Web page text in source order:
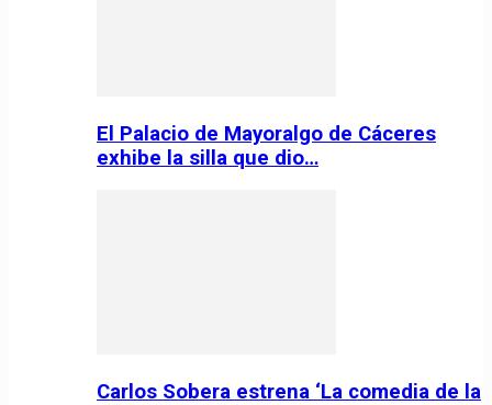
El Palacio de Mayoralgo de Cáceres
exhibe la silla que dio…
Carlos Sobera estrena ‘La comedia de la